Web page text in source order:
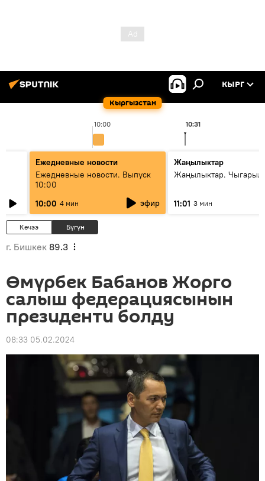
Кыргызстан
КЫРГ
10:00 10:31
Ежедневные новости
Ежедневные новости. Выпуск
10:00
10:00 4 мин эфир
Жаңылыктар
Жаңылыктар.
11:01 3 мин
Кечээ Бүгүн
г. Бишкек 89.3
Өмүрбек Бабанов Жорго
салыш федерациясынын
президенти болду
08:33 05.02.2024